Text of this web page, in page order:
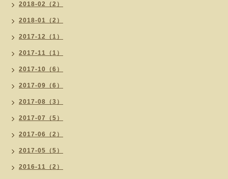
2018-02（2）
2018-01（2）
2017-12（1）
2017-11（1）
2017-10（6）
2017-09（6）
2017-08（3）
2017-07（5）
2017-06（2）
2017-05（5）
2016-11（2）